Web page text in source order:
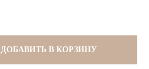
ДОБАВИТЬ В КОРЗИНУ